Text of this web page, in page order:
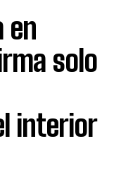
en
solo
interior